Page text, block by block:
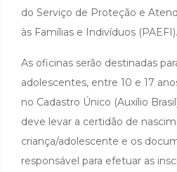
do Serviço de Proteção e
às Famílias e Indivíduos (PAEFI).
As oficinas serão destinadas
adolescentes, entre 10 e 17
no Cadastro Único (Auxílio
deve levar a certidão de
criança/adolescente e os
responsável para efetuar as